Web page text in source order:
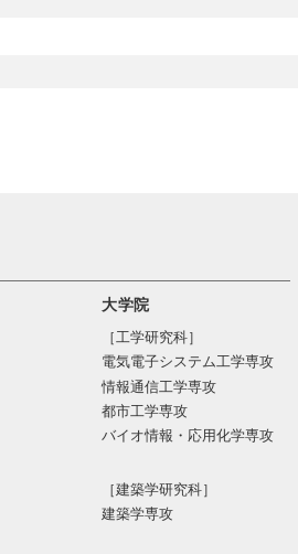
大学院
［工学研究科］
電気電⼦システム⼯学専攻
情報通信⼯学専攻
都市⼯学専攻
バイオ情報・応⽤化学専攻
［建築学研究科］
建築学専攻